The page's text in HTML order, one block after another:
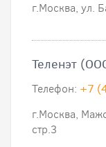
г.Москва, ул.
Теленэт
Телефон: +7
г.Москва,
стр.3